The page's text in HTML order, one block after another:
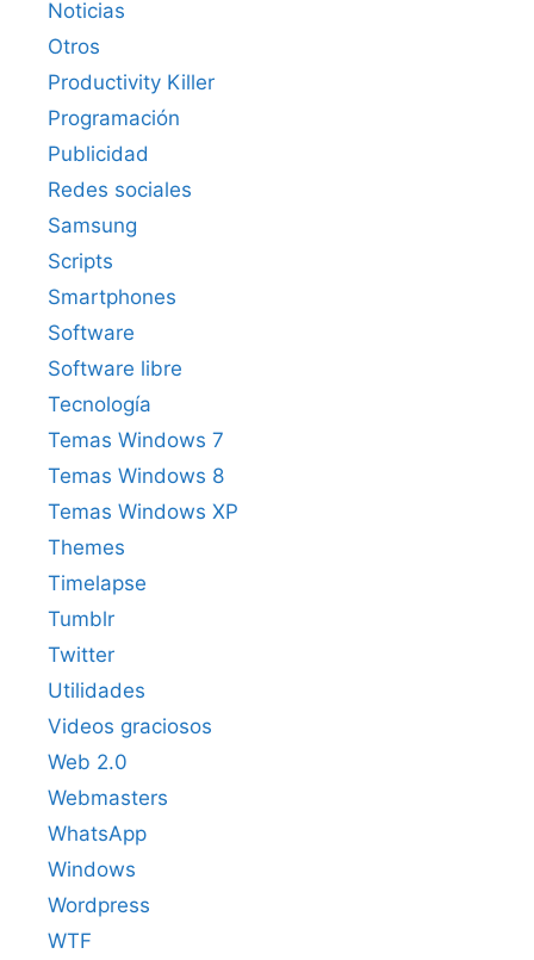
Noticias
Otros
Productivity Killer
Programación
Publicidad
Redes sociales
Samsung
Scripts
Smartphones
Software
Software libre
Tecnología
Temas Windows 7
Temas Windows 8
Temas Windows XP
Themes
Timelapse
Tumblr
Twitter
Utilidades
Videos graciosos
Web 2.0
Webmasters
WhatsApp
Windows
Wordpress
WTF